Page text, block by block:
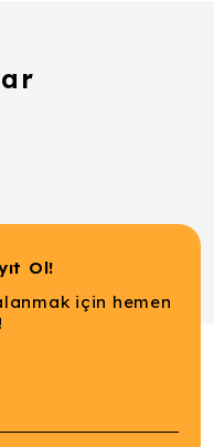
Ol!
için hemen